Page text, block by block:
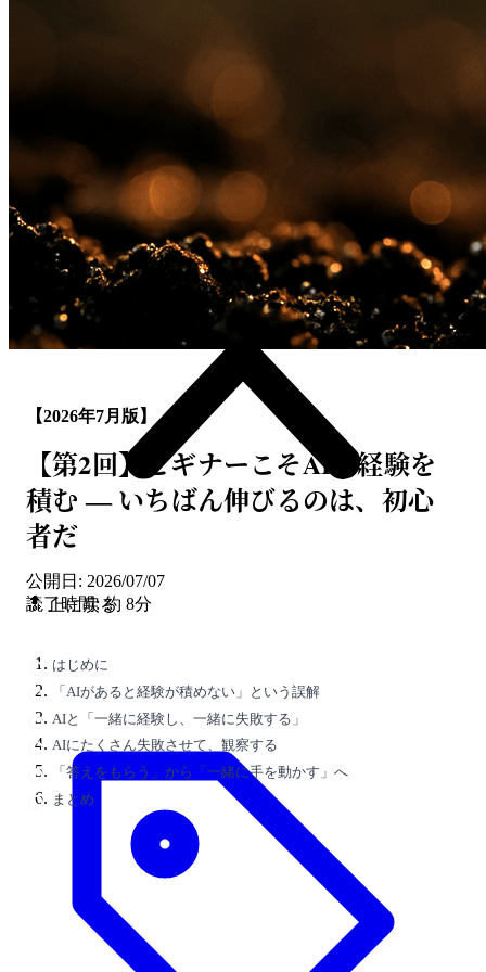
🔝 上に戻る
はじめに
「AIがあると経験が積めない」という誤解
AIと「一緒に経験し、一緒に失敗する」
AIにたくさん失敗させて、観察する
「答えをもらう」から「一緒に手を動かす」へ
まとめ
【2026年7月版】
【第2回】ビギナーこそAIで経験を
積む ― いちばん伸びるのは、初心
者だ
公開日: 2026/07/07
読了時間: 約 8分